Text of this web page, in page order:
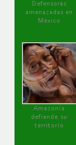
Defensoras
amenazadas en
México
Amazonía
defiende su
territorio